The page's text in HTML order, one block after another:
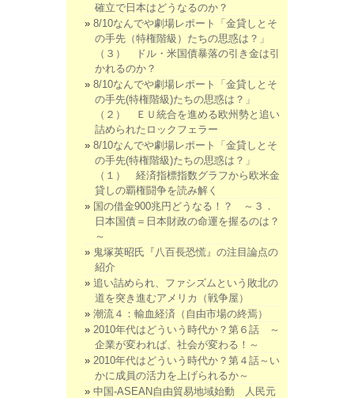
確立で日本はどうなるのか？
8/10なんでや劇場レポート「金貸しとそ
の手先（特権階級）たちの思惑は？」
（３） ドル・米国債暴落の引き金は引
かれるのか？
8/10なんでや劇場レポート「金貸しとそ
の手先(特権階級)たちの思惑は？」
（２） ＥＵ統合を進める欧州勢と追い
詰められたロックフェラー
8/10なんでや劇場レポート「金貸しとそ
の手先(特権階級)たちの思惑は？」
（１） 経済指標指数グラフから欧米金
貸しの覇権闘争を読み解く
国の借金900兆円どうなる！？ ～３．
日本国債＝日本財政の命運を握るのは？
～
鬼塚英昭氏『八百長恐慌』の注目論点の
紹介
追い詰められ、ファシズムという敗北の
道を突き進むアメリカ（戦争屋）
潮流４：輸血経済（自由市場の終焉）
2010年代はどういう時代か？第６話 ～
企業が変われば、社会が変わる！～
2010年代はどういう時代か？第４話～い
かに成員の活力を上げられるか～
中国-ASEAN自由貿易地域始動 人民元